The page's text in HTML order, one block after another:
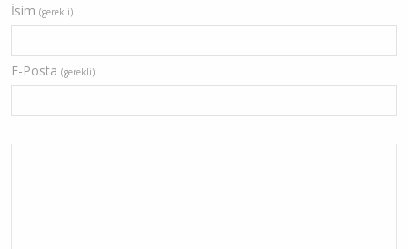
İsim (gerekli)
E-Posta (gerekli)